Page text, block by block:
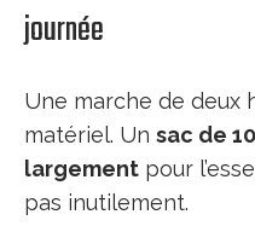
journée
Une marche de deux
matériel. Un sac de
largement pour
pas inutilement.